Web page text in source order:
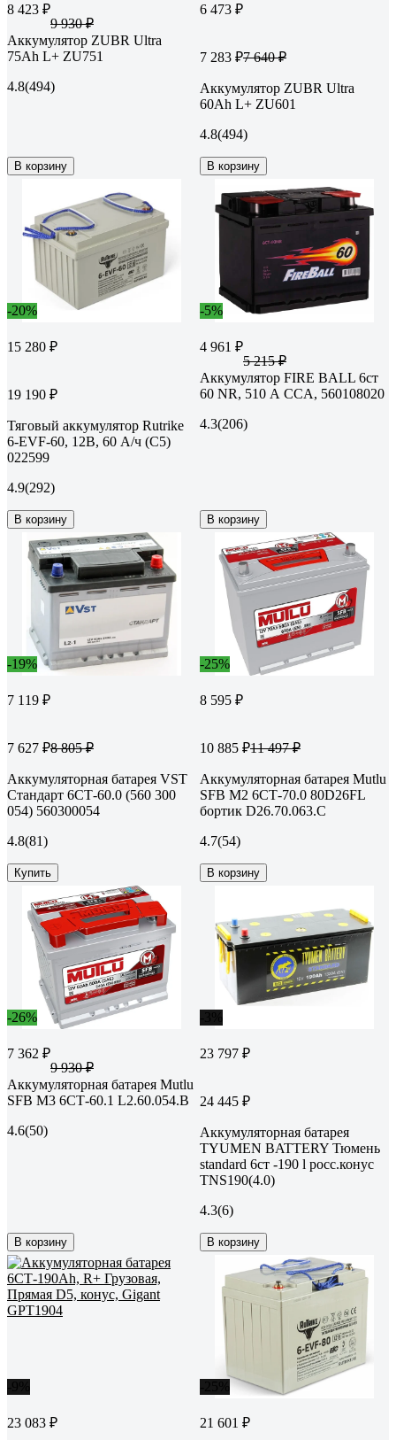
8 423 ₽
9 930 ₽
Аккумулятор ZUBR Ultra
75Ah L+ ZU751
4.8(494)
В корзину
6 473 ₽
7 283 ₽7 640 ₽
Аккумулятор ZUBR Ultra
60Ah L+ ZU601
4.8(494)
В корзину
-20%
15 280 ₽
19 190 ₽
Тяговый аккумулятор Rutrike
6-EVF-60, 12В, 60 А/ч (C5)
022599
4.9(292)
В корзину
-5%
4 961 ₽
5 215 ₽
Аккумулятор FIRE BALL 6ст
60 NR, 510 А CCA, 560108020
4.3(206)
В корзину
-19%
7 119 ₽
7 627 ₽8 805 ₽
Аккумуляторная батарея VST
Стандарт 6СТ-60.0 (560 300
054) 560300054
4.8(81)
Купить
-25%
8 595 ₽
10 885 ₽11 497 ₽
Аккумуляторная батарея Mutlu
SFB M2 6СТ-70.0 80D26FL
бортик D26.70.063.С
4.7(54)
В корзину
-26%
7 362 ₽
9 930 ₽
Аккумуляторная батарея Mutlu
SFB M3 6СТ-60.1 L2.60.054.B
4.6(50)
В корзину
23 797 ₽
24 445 ₽
Аккумуляторная батарея
TYUMEN BATTERY Тюмень
standard 6ст -190 l росс.конус
TNS190(4.0)
4.3(6)
В корзину
23 083 ₽ 21 601 ₽